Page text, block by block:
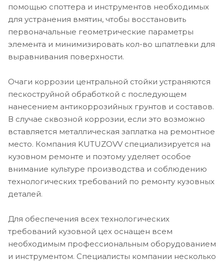
помощью споттера и инструментов необходимых
для устранения вмятин, чтобы восстановить
первоначальные геометрические параметры
элемента и минимизировать кол-во шпатлевки для
выравнивания поверхности.
Очаги коррозии центральной стойки устраняются
пескоструйной обработкой с последующем
нанесением антикоррозийных грунтов и составов.
В случае сквозной коррозии, если это возможно
вставляется металлическая заплатка на ремонтное
место. Компания KUTUZOVV специализируется на
кузовном ремонте и поэтому уделяет особое
внимание культуре производства и соблюдению
технологических требований по ремонту кузовных
деталей.
Для обеспечения всех технологических
требований кузовной цех оснащен всем
необходимым профессиональным оборудованием
и инструментом. Специалисты компании несколько